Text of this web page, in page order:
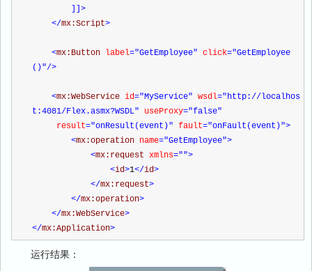
]]>
</mx:Script>
<mx:Button label="GetEmployee" click="GetEmployee
()"/>
<mx:WebService id="MyService" wsdl="http://localhos
t:4081/Flex.asmx?WSDL" useProxy="false"
     result
="onResult(event)" fault="onFault(event)">
<mx:operation name="GetEmployee">
<mx:request xmlns="">
<id>1</id>
</mx:request>
</mx:operation>
</mx:WebService>
</mx:Application>
运行结果：